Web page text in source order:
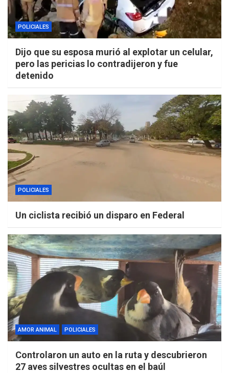
POLICIALES
Dijo que su esposa murió al explotar un celular,
pero las pericias lo contradijeron y fue
detenido
POLICIALES
Un ciclista recibió un disparo en Federal
AMOR ANIMAL POLICIALES
Controlaron un auto en la ruta y descubrieron
27 aves silvestres ocultas en el baúl